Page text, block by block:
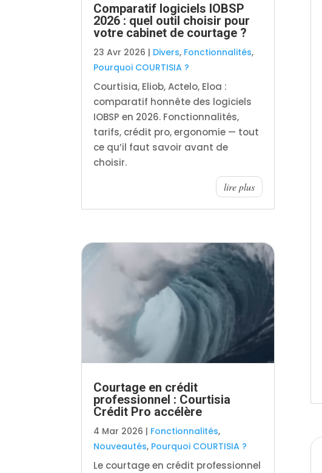
Comparatif logiciels IOBSP
2026 : quel outil choisir pour
votre cabinet de courtage ?
23 Avr 2026 | Divers, Fonctionnalités,
Pourquoi COURTISIA ?
Courtisia, Eliob, Actelo, Eloa :
comparatif honnête des logiciels
IOBSP en 2026. Fonctionnalités,
tarifs, crédit pro, ergonomie — tout
ce qu’il faut savoir avant de
choisir.
lire plus
Courtage en crédit
professionnel : Courtisia
Crédit Pro accélère
4 Mar 2026 | Fonctionnalités,
Nouveautés, Pourquoi COURTISIA ?
Le courtage en crédit professionnel